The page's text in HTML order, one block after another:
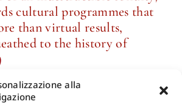
alla
cultural programmes that
than virtual results,
to the history of